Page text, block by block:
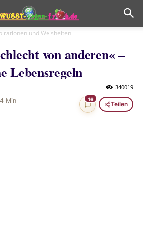
und Weisheiten
von anderen« –
Lebensregeln
340019
4 Min
16
Teilen